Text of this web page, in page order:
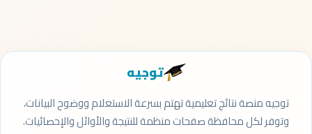
توجيه
توجيه منصة نتائج تعليمية تهتم بسرعة الاستعلام ووضوح البيانات،
وتوفر لكل محافظة صفحات منظمة للنتيجة والأوائل والإحصائيات.